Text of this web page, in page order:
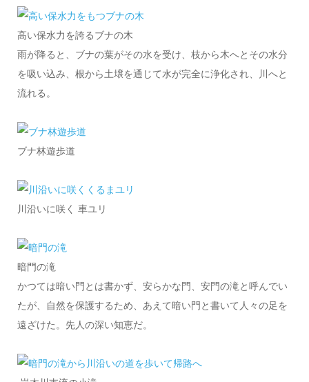
高い保水力を誇るブナの木
雨が降ると、ブナの葉がその水を受け、枝から木へとその水分
を吸い込み、根から土壌を通じて水が完全に浄化され、川へと
流れる。
ブナ林遊歩道
川沿いに咲く 車ユリ
暗門の滝
かつては暗い門とは書かず、安らかな門、安門の滝と呼んでい
たが、自然を保護するため、あえて暗い門と書いて人々の足を
遠ざけた。先人の深い知恵だ。